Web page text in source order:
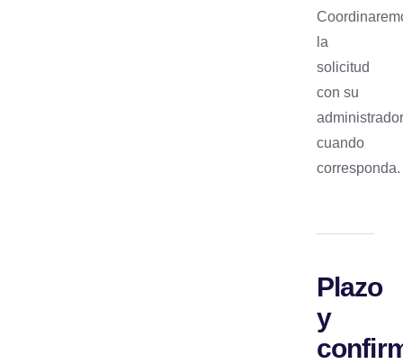
la
solicitud
con su
administrador
cuando
corresponda.
Plazo
y